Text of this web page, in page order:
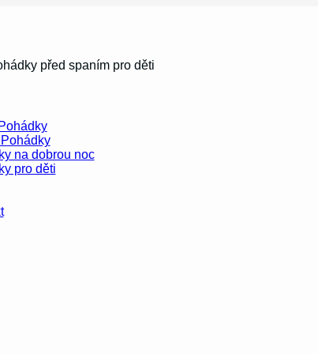
před spaním pro děti
na dobrou noc
pro děti